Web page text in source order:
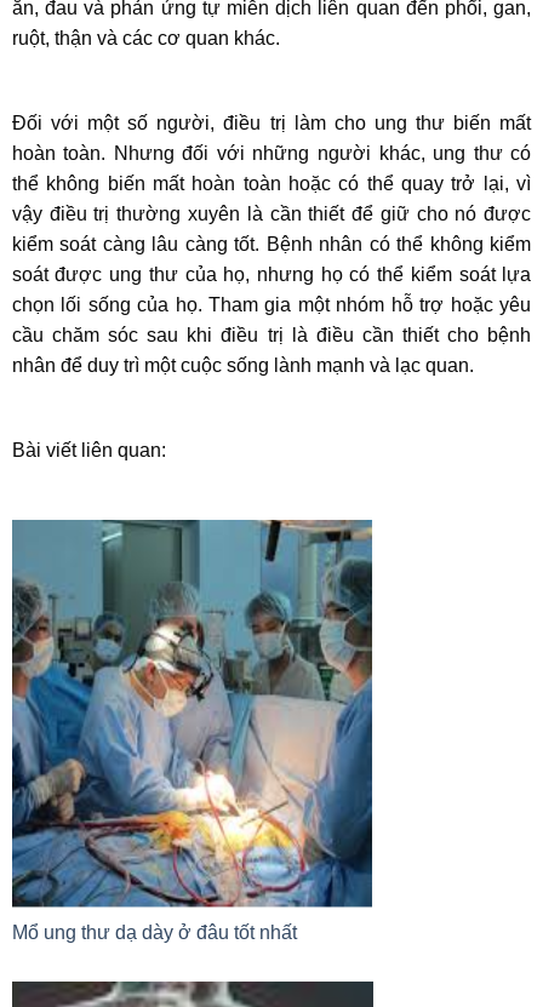
ăn, đau và phản ứng tự miễn dịch liên quan đến phổi, gan,
ruột, thận và các cơ quan khác.
Đối với một số người, điều trị làm cho ung thư biến mất
hoàn toàn. Nhưng đối với những người khác, ung thư có
thể không biến mất hoàn toàn hoặc có thể quay trở lại, vì
vậy điều trị thường xuyên là cần thiết để giữ cho nó được
kiểm soát càng lâu càng tốt. Bệnh nhân có thể không kiểm
soát được ung thư của họ, nhưng họ có thể kiểm soát lựa
chọn lối sống của họ. Tham gia một nhóm hỗ trợ hoặc yêu
cầu chăm sóc sau khi điều trị là điều cần thiết cho bệnh
nhân để duy trì một cuộc sống lành mạnh và lạc quan.
Bài viết liên quan:
Mổ ung thư dạ dày ở đâu tốt nhất